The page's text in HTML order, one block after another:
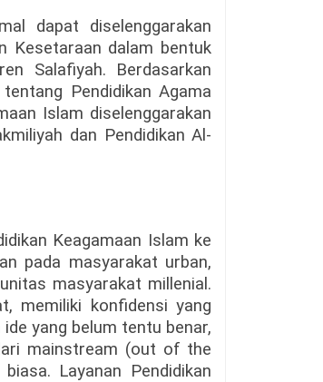
dapat diselenggarakan
Kesetaraan dalam bentuk
Salafiyah. Berdasarkan
Pendidikan Agama
Islam diselenggarakan
dan Pendidikan Al-
Keagamaan Islam ke
pada masyarakat urban,
masyarakat millenial.
memiliki konfidensi yang
yang belum tentu benar,
mainstream (out of the
Layanan Pendidikan